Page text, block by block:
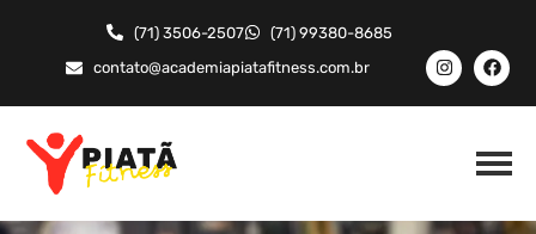
(71) 3506-2507
(71) 99380-8685
contato@academiapiatafitness.com.br